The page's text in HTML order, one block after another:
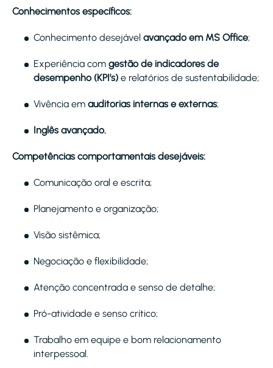
Conhecimentos específicos:
Conhecimento desejável avançado em MS Office;
Experiência com gestão de indicadores de
desempenho (KPI’s) e relatórios de sustentabilidade;
Vivência em auditorias internas e externas;
Inglês avançado.
Competências comportamentais desejáveis:
Comunicação oral e escrita;
Planejamento e organização;
Visão sistêmica;
Negociação e flexibilidade;
Atenção concentrada e senso de detalhe;
Pró-atividade e senso crítico;
Trabalho em equipe e bom relacionamento
interpessoal.